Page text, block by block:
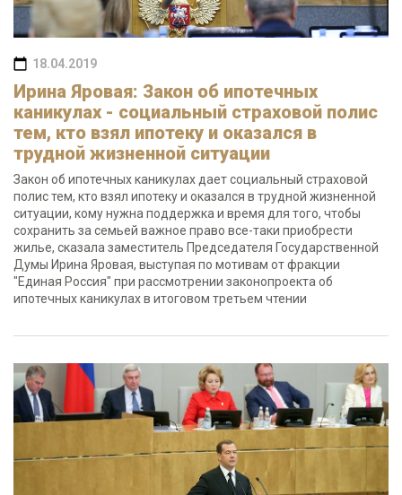
18.04.2019
Ирина Яровая: Закон об ипотечных
каникулах - социальный страховой полис
тем, кто взял ипотеку и оказался в
трудной жизненной ситуации
Закон об ипотечных каникулах дает социальный страховой
полис тем, кто взял ипотеку и оказался в трудной жизненной
ситуации, кому нужна поддержка и время для того, чтобы
сохранить за семьей важное право все-таки приобрести
жилье, сказала заместитель Председателя Государственной
Думы Ирина Яровая, выступая по мотивам от фракции
"Единая Россия" при рассмотрении законопроекта об
ипотечных каникулах в итоговом третьем чтении